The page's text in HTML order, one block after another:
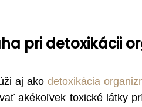
pri detoxikácii
aj ako detoxikácia
akékoľvek toxické látky